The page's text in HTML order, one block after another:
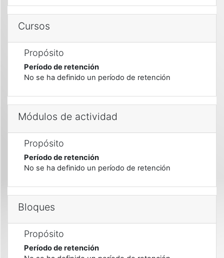
Cursos
Propósito
Período de retención
No se ha definido un período de retención
Módulos de actividad
Propósito
Período de retención
No se ha definido un período de retención
Bloques
Propósito
Período de retención